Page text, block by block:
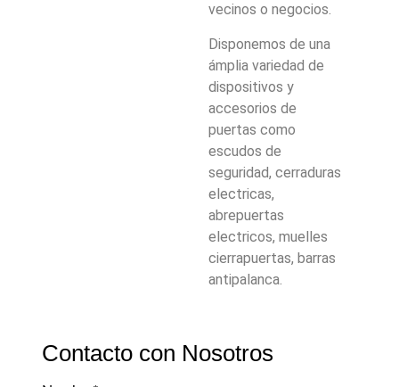
vecinos o negocios.
Disponemos de una
ámplia variedad de
dispositivos y
accesorios de
puertas como
escudos de
seguridad, cerraduras
electricas,
abrepuertas
electricos, muelles
cierrapuertas, barras
antipalanca.
Contacto con Nosotros